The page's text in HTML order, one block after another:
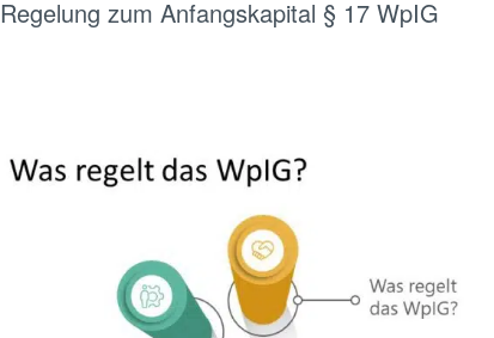
Regelung zum Anfangskapital § 17 WpIG